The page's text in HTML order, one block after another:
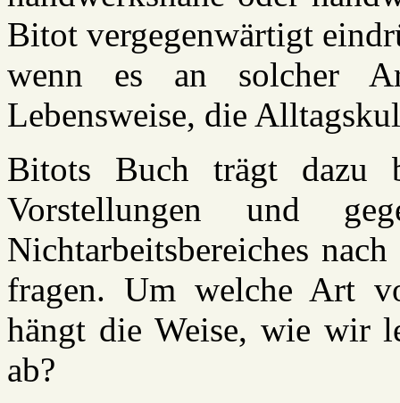
Bitot vergegenwärtigt
wenn es an solcher
Lebensweise, die
Bitots Buch trägt dazu
Vorstellungen und
Nichtarbeitsbereiches
fragen. Um welche Art
hängt die Weise, wie wir
ab?